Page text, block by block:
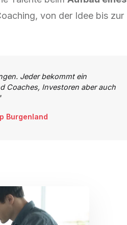
von der Idee bis zur
Jeder bekommt ein
Coaches, Investoren aber auch
Burgenland